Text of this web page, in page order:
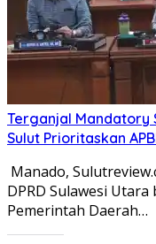
Terganjal Mandatory
Sulut Prioritaskan
​Manado,
DPRD Sulawesi
Pemerintah Daerah…